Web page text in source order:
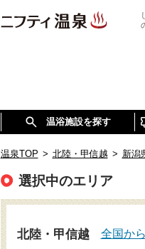
温浴施設を探す
温泉TOP > 北陸・甲信越 > 新潟
選択中のエリア
北陸・甲信越 全国か